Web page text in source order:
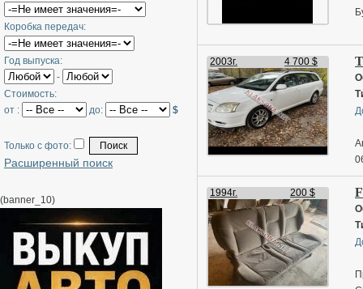
Коробка передач:
Год выпуска:
-
Стоимость:
от :
до: $
Только с фото:
Расширенный поиск
(banner_10)
2003г. 4 700 $
1994г. 200 $